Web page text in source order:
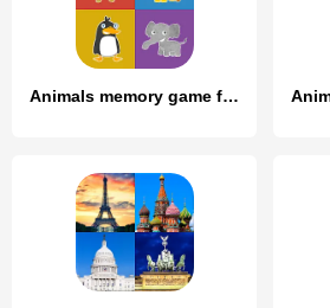
Animals memory game for kids